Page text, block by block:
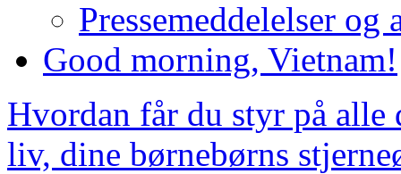
Pressemeddelelser og
Good morning, Vietnam!
Hvordan får du styr på
liv, dine børnebørns